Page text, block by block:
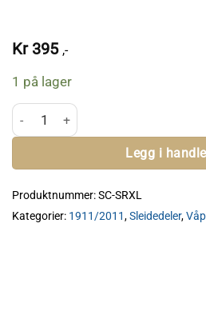
Kr 395 ,-
1 på lager
SC Slideracker antall
Legg i
Produktnummer:SC-SRXL
Kategorier: 1911/2011,Sleidedeler,